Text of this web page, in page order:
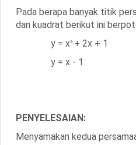
Pada berapa banyak titik
dan kuadrat berikut ini
y = x2 + 2x + 1
y = x - 1
PENYELESAIAN:
Menyamakan kedua